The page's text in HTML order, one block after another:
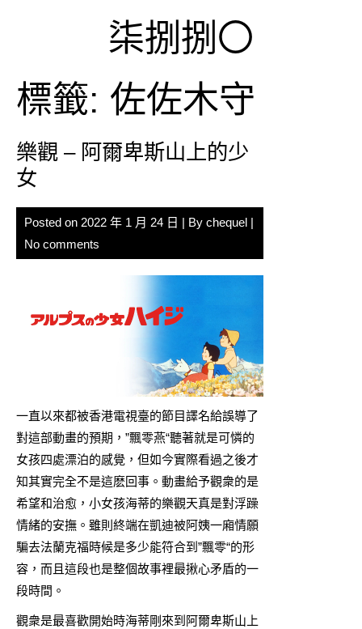
柒捌捌〇
標籤: 佐佐木守
樂觀 – 阿爾卑斯山上的少
女
Posted on 2022 年 1 月 24 日 | By chequel |
No comments
一直以來都被香港電視臺的節目譯名給誤導了
對這部動畫的預期，”飄零燕“聽著就是可憐的
女孩四處漂泊的感覺，但如今實際看過之後才
知其實完全不是這麽回事。動畫給予觀衆的是
希望和治愈，小女孩海蒂的樂觀天真是對浮躁
情緒的安撫。雖則終端在凱迪被阿姨一廂情願
騙去法蘭克福時候是多少能符合到”飄零“的形
容，而且這段也是整個故事裡最揪心矛盾的一
段時間。
觀衆是最喜歡開始時海蒂剛來到阿爾卑斯山上